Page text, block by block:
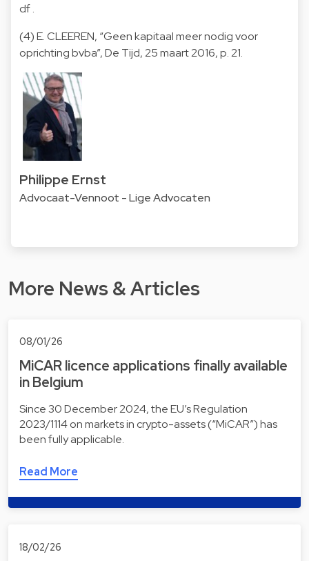
df.
(4) E. CLEEREN, “Geen kapitaal meer nodig voor
oprichting bvba”, De Tijd, 25 maart 2016, p. 21.
Philippe Ernst
Advocaat-Vennoot - Lige Advocaten
More News & Articles
08/01/26
MiCAR licence applications finally available
in Belgium
Since 30 December 2024, the EU’s Regulation
2023/1114 on markets in crypto-assets (“MiCAR”) has
been fully applicable.
Read More
18/02/26